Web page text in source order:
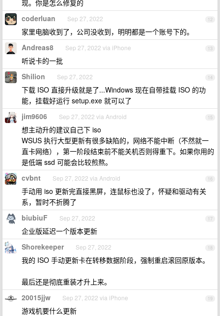
现。你是怎么修复的
12
coderluan Sep 27, 2022
家里电脑收到了，公司没收到，明明都是一个账号下的。
13
Andreas8 Sep 27, 2022 via iPhone
听说卡的一批
14
Shilion Sep 27, 2022
下载 ISO 直接升级就是了...Windows 现在自带挂载 ISO 的功
能，挂载好运行 setup.exe 就可以了
15
jim9606 Sep 27, 2022 via Android
想主动升的建议自己下 iso
WSUS 执行大型更新有很多缺陷的，网络不能中断（不然就一
直卡网络），第一阶段结束前不能关机否则得重下。如果你用的
是低端 ssd 可能会比较煎熬。
16
cvbnt Sep 27, 2022 via Android
手动用 iso 更新完直接黑屏，连鼠标也没了，怀疑和驱动有关
系，暂时不折腾了
17
biubiuF Sep 27, 2022
企业版延迟一个版本更新
18
Shorekeeper Sep 27, 2022
我的 ISO 手动更新卡在转移数据阶段，强制重启滚回原版本。
最后还是彻底重装才升上来。
19
20015jjw Sep 27, 2022 via iPhone
游戏机要什么更新